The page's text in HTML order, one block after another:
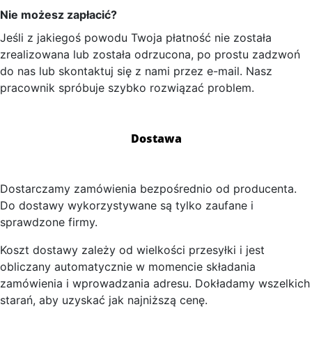
Nie możesz zapłacić?
Jeśli z jakiegoś powodu Twoja płatność nie została
zrealizowana lub została odrzucona, po prostu zadzwoń
do nas lub skontaktuj się z nami przez e-mail. Nasz
pracownik spróbuje szybko rozwiązać problem.
Dostawa
Dostarczamy zamówienia bezpośrednio od producenta.
Do dostawy wykorzystywane są tylko zaufane i
sprawdzone firmy.
Koszt dostawy zależy od wielkości przesyłki i jest
obliczany automatycznie w momencie składania
zamówienia i wprowadzania adresu. Dokładamy wszelkich
starań, aby uzyskać jak najniższą cenę.